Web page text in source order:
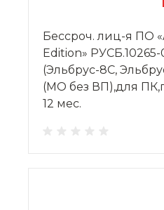
Бессроч. лиц-я ПО
Edition»
(Эльбрус-8С,
(МО без ВП),для
12 мес.